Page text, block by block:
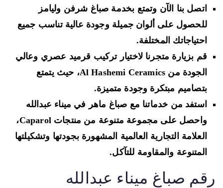
اتصل بنا الآن وتمتع بخدمة صباغ شرفن وليامز
للحصول على ألوان جميلة وجودة عالية تناسب جميع
احتياجاتك المختلفة.
قم بزيارة متجرنا لاختيار تركيب قرميد عصري وعالي
الجودة من Al Hashemi Ceramics، حيث يتمتع
بتصاميم مبتكرة وجودة متميزة.
استفد من خدماتنا مع صباغ ماهر في ميناء عبدالله
واحصل على مجموعة متنوعة من منتجات Caparol،
العلامة التجارية العالمية المشهورة بجودتها وتشكيلتها
المتنوعة والمقاومة للتآكل.
صباغ ميناء عبدالله